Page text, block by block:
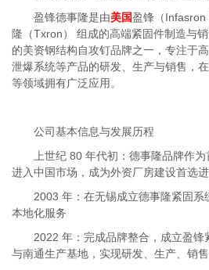
盈锋德事隆是由美国盈锋（Infasron
隆（Txron） 组成的高端紧固件制造与
的美资钢结构自攻钉品牌之一，专注于
泄爆系统等产品的研发、生产与销售，
等领域拥有广泛应用。
公司基本信息与发展历程
上世纪 80 年代初：德事隆品牌作
进入中国市场，成为外资厂房建设首选
2003 年：在无锡成立德事隆紧固系
本地化服务
2022 年：完成品牌整合，成立盈锋
与南通生产基地，实现研发、生产、销